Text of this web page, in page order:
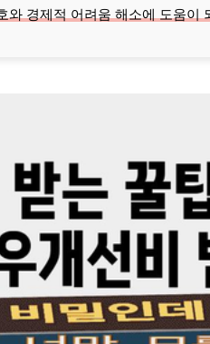
와 경제적 어려움 해소에 도움이